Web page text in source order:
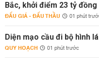
Bắc, khởi điểm 23 tỷ đồng
ĐẤU GIÁ - ĐẤU THẦU 01 phút
Diện mạo cầu đi bộ hình
QUY HOẠCH 01 phút trước